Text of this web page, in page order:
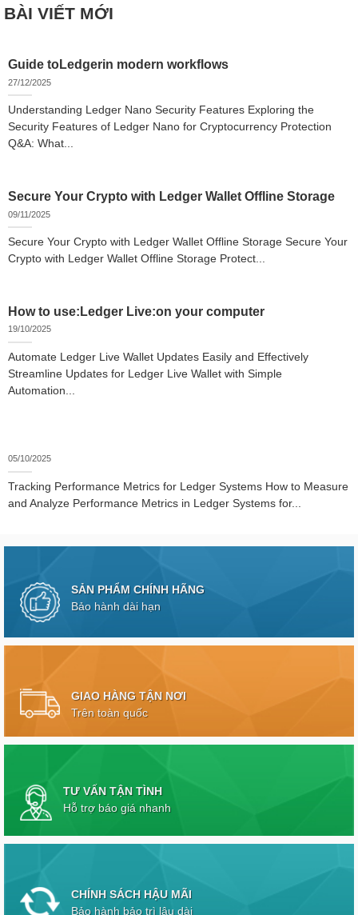
BÀI VIẾT MỚI
Guide toLedgerin modern workflows
27/12/2025
Understanding Ledger Nano Security Features Exploring the
Security Features of Ledger Nano for Cryptocurrency Protection
Q&A: What...
Secure Your Crypto with Ledger Wallet Offline Storage
09/11/2025
Secure Your Crypto with Ledger Wallet Offline Storage Secure Your
Crypto with Ledger Wallet Offline Storage Protect...
How to use:Ledger Live:on your computer
19/10/2025
Automate Ledger Live Wallet Updates Easily and Effectively
Streamline Updates for Ledger Live Wallet with Simple
Automation...
05/10/2025
Tracking Performance Metrics for Ledger Systems How to Measure
and Analyze Performance Metrics in Ledger Systems for...
SẢN PHẨM CHÍNH HÃNG
Bảo hành dài hạn
GIAO HÀNG TẬN NƠI
Trên toàn quốc
TƯ VẤN TẬN TÌNH
Hỗ trợ báo giá nhanh
CHÍNH SÁCH HẬU MÃI
Bảo hành bảo trì lâu dài